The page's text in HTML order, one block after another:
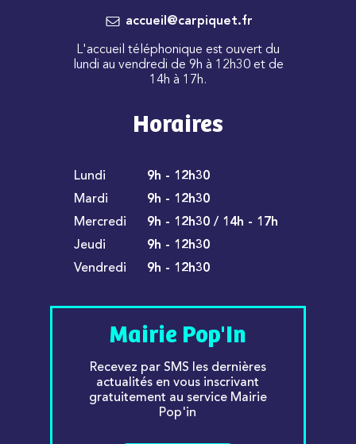
accueil@carpiquet.fr
L'accueil téléphonique est ouvert du
lundi au vendredi de 9h à 12h30 et de
14h à 17h.
Horaires
Lundi
9h - 12h30
Mardi
9h - 12h30
Mercredi
9h - 12h30 / 14h - 17h
Jeudi
9h - 12h30
Vendredi
9h - 12h30
Mairie Pop'In
Recevez par SMS les dernières
actualités en vous inscrivant
gratuitement au service Mairie
Pop'in